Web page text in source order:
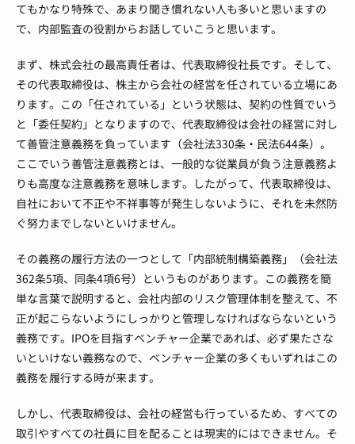
てもかなり特殊で、あまり聞き慣れない人も多いと思いますの
で、内部監査の役割からお話していこうと思います。
まず、株式会社の最高責任者は、代表取締役社長です。 そして、
その代表取締役は、株主から会社の経営を任されている立場にあ
ります。 この「任されている」という状態は、契約の性質でいう
と「委任契約」となりますので、代表取締役は会社の経営に対し
て善管注意義務を負っています（会社法330条・民法644条）。
ここでいう善管注意義務とは、一般的な従業員が負う注意義務よ
りも高度な注意義務を意味します。
したがって、代表取締役は、
自社において不正や不祥事等が発生しないように、それを未然防
ぐ努力までしないといけません。
その義務の履行方法の一つとして「内部統制構築義務」（会社法
362条5項、同条4項6号）というものがあります。 この義務を簡
単な言葉で説明すると、会社内部のリスク管理体制を整えて、不
正が起こらないようにしっかりと管理しなければならないという
義務です。 IPOを目指すベンチャー企業であれば、必ず果たさな
いといけない義務なので、ベンチャー企業の多くもいずれはこの
義務を履行する時が来ます。
しかし、代表取締役は、会社の経営も行っているため、すべての
取引やすべての社員に目を配ることは現実的にはできません。 そ